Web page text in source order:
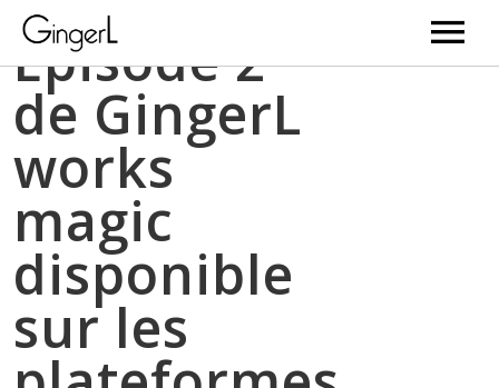
Videos
Bio
Web Serie
Episode 2
de GingerL
works
magic
disponible
sur les